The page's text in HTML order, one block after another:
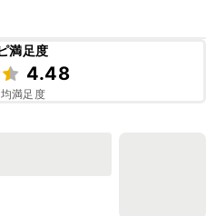
満足度
4.48
満足度